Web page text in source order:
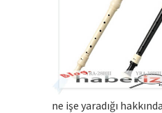
ne işe yaradığı